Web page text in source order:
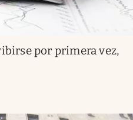
por primera vez,